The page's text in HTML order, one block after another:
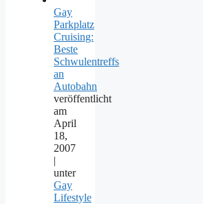
Gay
Parkplatz
Cruising:
Beste
Schwulentreffs
an
Autobahn
veröffentlicht
am
April
18,
2007
|
unter
Gay
Lifestyle